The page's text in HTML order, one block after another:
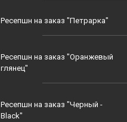
Ресепшн на заказ "Петрарка"
Ресепшн на заказ "Оранжевый
глянец"
Ресепшн на заказ "Черный -
Black"